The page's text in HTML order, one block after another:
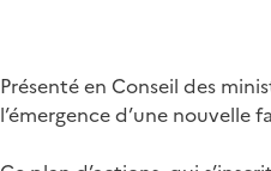
Présenté en Conseil des
l’émergence d’une nouvelle